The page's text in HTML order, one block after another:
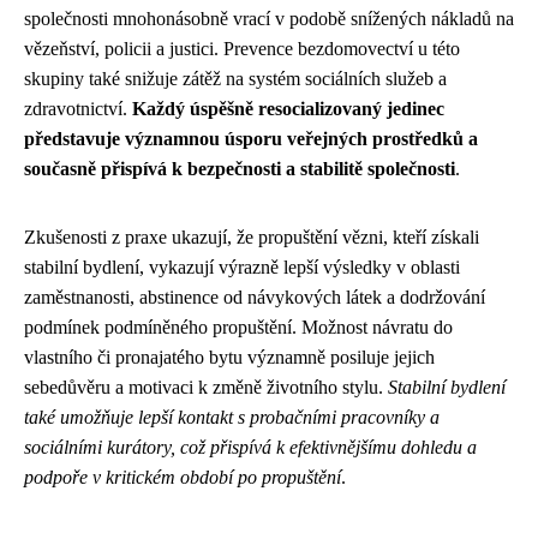
společnosti mnohonásobně vrací v podobě snížených nákladů na
vězeňství, policii a justici. Prevence bezdomovectví u této
skupiny také snižuje zátěž na systém sociálních služeb a
zdravotnictví. Každý úspěšně resocializovaný jedinec
představuje významnou úsporu veřejných prostředků a
současně přispívá k bezpečnosti a stabilitě společnosti.
Zkušenosti z praxe ukazují, že propuštění vězni, kteří získali
stabilní bydlení, vykazují výrazně lepší výsledky v oblasti
zaměstnanosti, abstinence od návykových látek a dodržování
podmínek podmíněného propuštění. Možnost návratu do
vlastního či pronajatého bytu významně posiluje jejich
sebedůvěru a motivaci k změně životního stylu. Stabilní bydlení
také umožňuje lepší kontakt s probačními pracovníky a
sociálními kurátory, což přispívá k efektivnějšímu dohledu a
podpoře v kritickém období po propuštění.